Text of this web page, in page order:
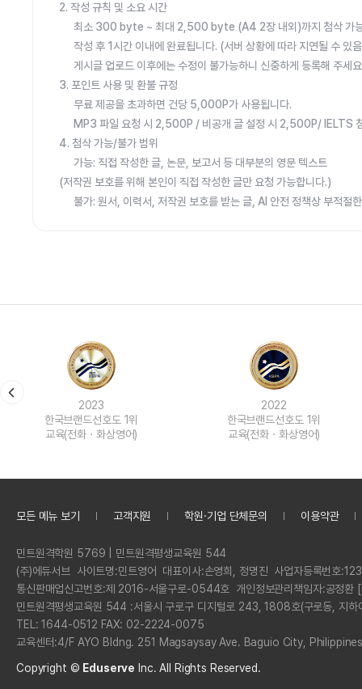
2. 작성 규칙 및 소요 시간
최소 300 byte ~ 최대 2,500 byte (A4 2장 내외)까지 첨삭 가
작성 후 1시간 이내에 완료됩니다. (서버 상황에 따라 지연될 수 있
게시글 업로드 이후에는 수정이 불가능하니 신중하게 등록해 주세
3. 포인트 사용 및 환불 규정
무료 제공을 초과하면 건당 5,000P가 사용됩니다.
MP3 파일 요청 시 2,500P / 비공개 글 설정 시 2,500P/ IELTS
4. 첨삭 가능/불가 범위
가능: 직접 작성한 글, 논문, 보고서 등 대부분의 영문 텍스트
(저작권 보호를 위해 본인이 직접 작성한 글만 요청 가능합니다.)
불가: 원서, 이력서, 저작권 보호를 받는 글, AI 안전 정책상 부적절
2023
한국브랜드선호도 1위
교육(전화ㆍ화상영어)
2022
한국브랜드선호도 1위
교육(전화ㆍ화상영어)
모든 메뉴 보기 고객지원 학원·기업 단체문의 이용약관
정
보
민트원격학원 5769 | 민트원격평생교육원 544
회
사
명
(주)에듀서브 사이트명:민트영어 대표이사:손영희, 정명진 사업자등록번호:
통신판매업신고번호:제 2016-서울구로-0544호 개인정보관리책임자:공정
민트원격평생교육원 544 :서울시 구로구 디지털로 243, 1808호(구로동, 지하
전
화
TEL: 1644-0512 FAX: 02-2224-0075
교육센터:4/F AYO Bldng. 251 Magsaysay Ave. Baguio City,
Copyright © Eduserve Inc.All Rights Reserved.